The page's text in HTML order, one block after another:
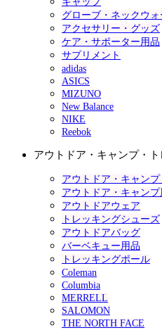
グローブ・ネックウォ
アクセサリー・グッズ
ケア・サポーター用品
サプリメント
adidas
ASICS
MIZUNO
New Balance
NIKE
Reebok
アウトドア・キャンプ・
アウトドア・キャン
アウトドア・キャンプ
アウトドアウェア
トレッキングシューズ
アウトドアバッグ
バーベキュー用品
トレッキングポール
Coleman
Columbia
MERRELL
SALOMON
THE NORTH FACE